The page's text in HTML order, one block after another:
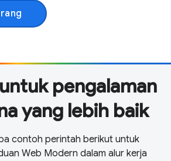
pengalaman
yang lebih baik
contoh perintah berikut untuk
Web Modern dalam alur kerja